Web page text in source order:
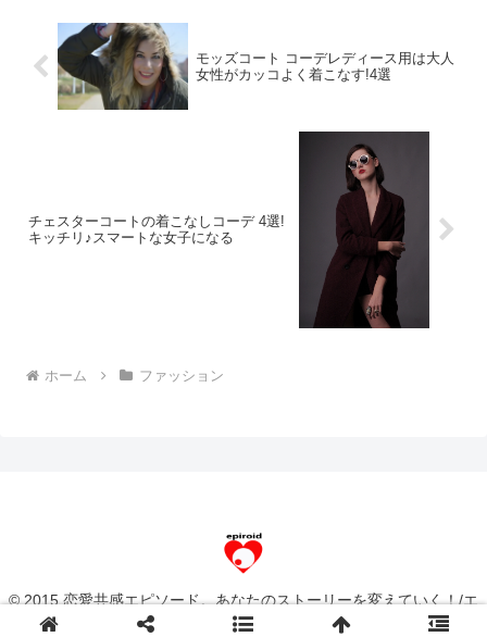
モッズコート コーデレディース用は大人
女性がカッコよく着こなす!4選
チェスターコートの着こなしコーデ 4選!
キッチリ♪スマートな女子になる
ホーム ファッション
© 2015 恋愛共感エピソード。あなたのストーリーを変えていく！/エ
ピロイド[epiroid].